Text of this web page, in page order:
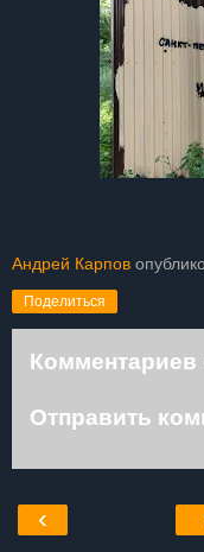
Андрей Карпов
Поделиться
Комментариев
Отправить
‹